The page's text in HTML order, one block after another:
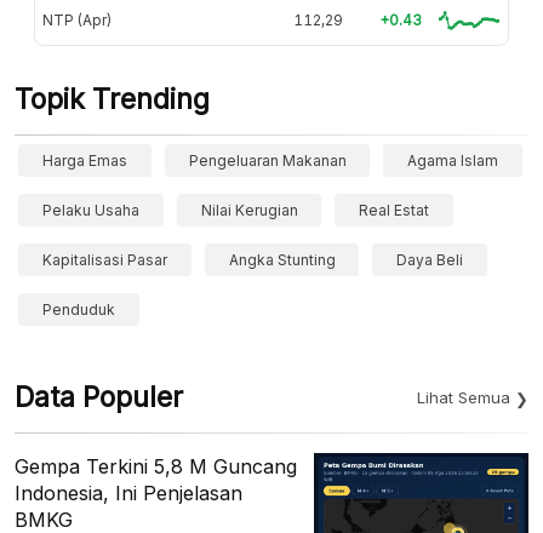
NTP (Apr) 112,29 +0.43
Topik Trending
Harga Emas Pengeluaran Makanan Agama Islam
Pelaku Usaha Nilai Kerugian Real Estat
Kapitalisasi Pasar Angka Stunting Daya Beli
Penduduk
Data Populer Lihat Semua
Gempa Terkini 5,8 M Guncang
Indonesia, Ini Penjelasan
BMKG